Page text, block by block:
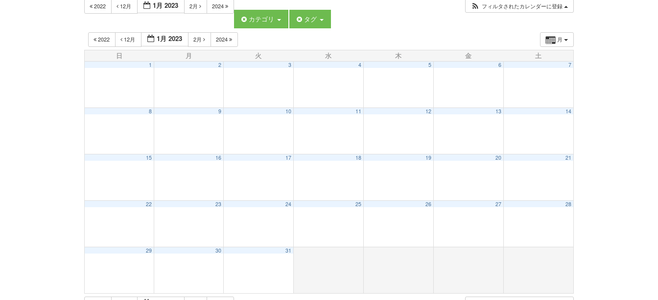
2022 12月 1月 2023 2月 2024 フィルタされたカレンダーに登録
カテゴリ タグ
月
2022 12月 1月 2023 2月 2024
日 月 火 水 木 金 土
1 2 3 4 5 6 7
8 9 10 11 12 13 14
15 16 17 18 19 20 21
22 23 24 25 26 27 28
29 30 31